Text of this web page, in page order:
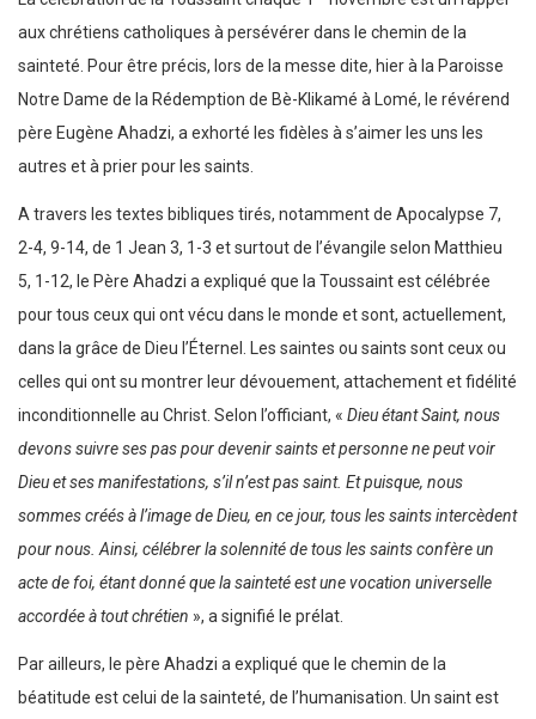
aux chrétiens catholiques à persévérer dans le chemin de la
sainteté. Pour être précis, lors de la messe dite, hier à la Paroisse
Notre Dame de la Rédemption de Bè-Klikamé à Lomé, le révérend
père Eugène Ahadzi, a exhorté les fidèles à s’aimer les uns les
autres et à prier pour les saints.
A travers les textes bibliques tirés, notamment de Apocalypse 7,
2-4, 9-14, de 1 Jean 3, 1-3 et surtout de l’évangile selon Matthieu
5, 1-12, le Père Ahadzi a expliqué que la Toussaint est célébrée
pour tous ceux qui ont vécu dans le monde et sont, actuellement,
dans la grâce de Dieu l’Éternel. Les saintes ou saints sont ceux ou
celles qui ont su montrer leur dévouement, attachement et fidélité
inconditionnelle au Christ. Selon l’officiant, « Dieu étant Saint, nous
devons suivre ses pas pour devenir saints et personne ne peut voir
Dieu et ses manifestations, s’il n’est pas saint. Et puisque, nous
sommes créés à l’image de Dieu, en ce jour, tous les saints intercèdent
pour nous. Ainsi, célébrer la solennité de tous les saints confère un
acte de foi, étant donné que la sainteté est une vocation universelle
accordée à tout chrétien », a signifié le prélat.
Par ailleurs, le père Ahadzi a expliqué que le chemin de la
béatitude est celui de la sainteté, de l’humanisation. Un saint est